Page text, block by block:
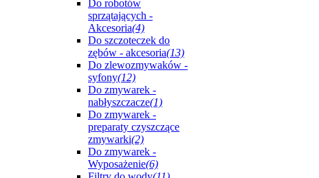
Do robotów
sprzątających -
Akcesoria(4)
Do szczoteczek do
zębów - akcesoria(13)
Do zlewozmywaków -
syfony(12)
Do zmywarek -
nabłyszczacze(1)
Do zmywarek -
preparaty czyszczące
zmywarki(2)
Do zmywarek -
Wyposażenie(6)